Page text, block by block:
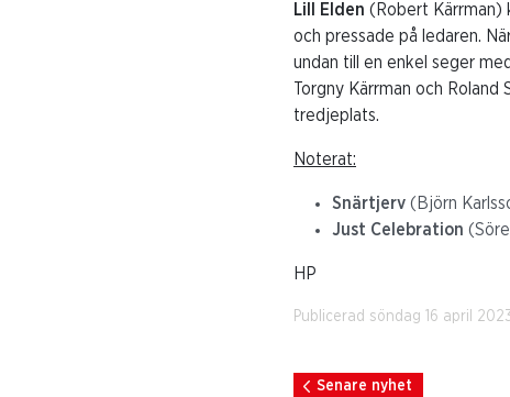
Lill Elden (Robert Kärrman)
och pressade på ledaren.
undan till en enkel seger
Torgny Kärrman och
tredjeplats.
Noterat:
Snärtjerv (Björn
Just Celebration
HP
Publicerad söndag 16 april
Senare nyhet